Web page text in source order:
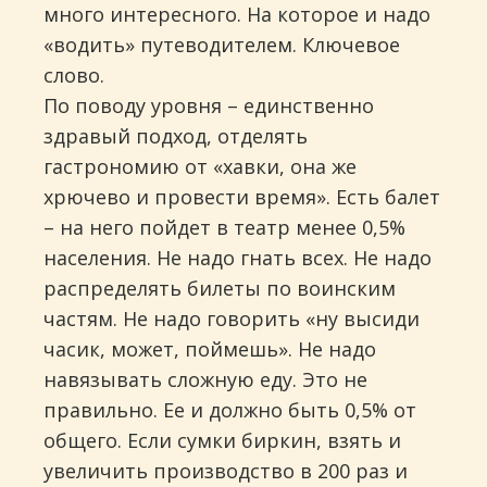
много интересного. На которое и надо
«водить» путеводителем. Ключевое
слово.
По поводу уровня – единственно
здравый подход, отделять
гастрономию от «хавки, она же
хрючево и провести время». Есть балет
– на него пойдет в театр менее 0,5%
населения. Не надо гнать всех. Не надо
распределять билеты по воинским
частям. Не надо говорить «ну высиди
часик, может, поймешь». Не надо
навязывать сложную еду. Это не
правильно. Ее и должно быть 0,5% от
общего. Если сумки биркин, взять и
увеличить производство в 200 раз и